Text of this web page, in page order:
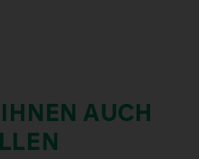
AUCH